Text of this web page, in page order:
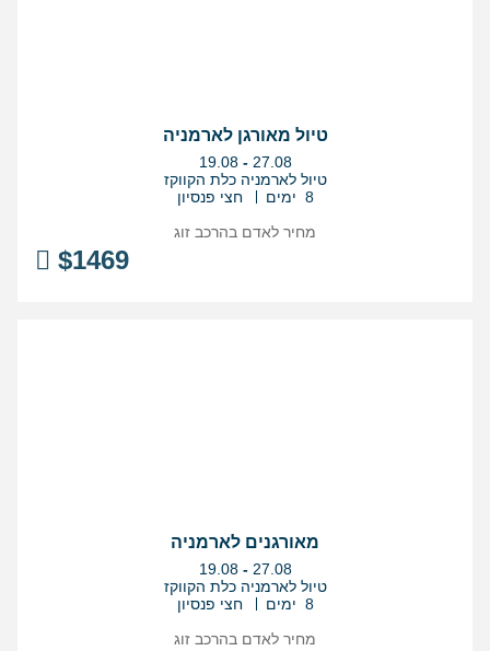
טיול מאורגן לארמניה
בין
התאריכים,
19.08 - 27.08
טיול לארמניה כלת הקווקז
8 ימים
חצי פנסיון
$1469
מחיר לאדם בהרכב זוג
מאורגנים לארמניה
בין
התאריכים,
19.08 - 27.08
טיול לארמניה כלת הקווקז
8 ימים
חצי פנסיון
מחיר לאדם בהרכב זוג